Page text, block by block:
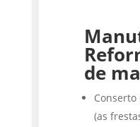
de
(as